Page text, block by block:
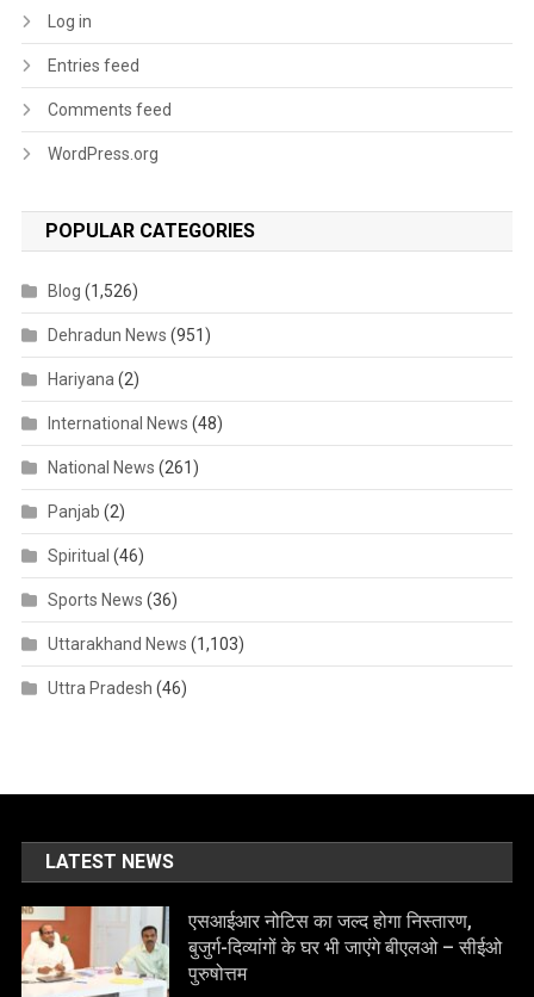
Log in
Entries feed
Comments feed
WordPress.org
POPULAR CATEGORIES
Blog (1,526)
Dehradun News (951)
Hariyana (2)
International News (48)
National News (261)
Panjab (2)
Spiritual (46)
Sports News (36)
Uttarakhand News (1,103)
Uttra Pradesh (46)
LATEST NEWS
एसआईआर नोटिस का जल्द होगा निस्तारण,
बुजुर्ग-दिव्यांगों के घर भी जाएंगे बीएलओ – सीईओ
पुरुषोत्तम